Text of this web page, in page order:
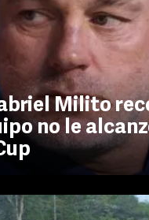
Milito
no le